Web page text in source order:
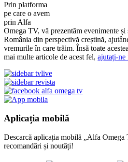
Prin platforma
pe care o avem
prin Alfa
Omega TV, vă prezentăm evenimente
România din perspectivă creștină,
vremurile în care trăim. Însă toate
mai multe articole de acest fel, ajutați-ne
Aplicația mobilă
Descarcă aplicația mobilă „Alfa
recomandări și noutăți!